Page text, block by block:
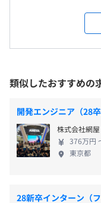
早期選考説明会時
■業務に必要な書籍
賞与：年4回
※業績および半期ご
材を増やし、企業の
けるIT人材不足、
して、ITエンジニ
成の両面から解決
は、ITエンジニア
トフォームとして
しています。 ・paiza転職：エンジニア向け転職支援
サービス ・paiza
・EN:TRY：未経
ラーニング：プ
長。2020年の
類似したおすすめの
開発エンジニア（28卒
株式会社網屋
376万円
東京都
28新卒インターン（